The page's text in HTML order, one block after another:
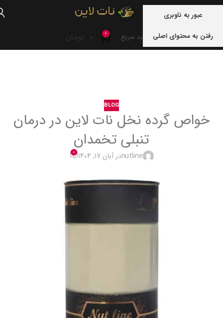
عبور به ناوبری
رفتن به محتوای اصلی
خرید سریع 0
0 تومان
BLOG
خواص گرده نخل نات لاین در درمان
تنبلی تخمدان
nutlineدر آبان 17, 1404 0